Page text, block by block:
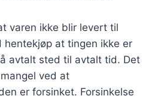
varen ikke blir levert til
hentekjøp at tingen ikke er
avtalt sted til avtalt tid. Det
ved at
er forsinket. Forsinkelse